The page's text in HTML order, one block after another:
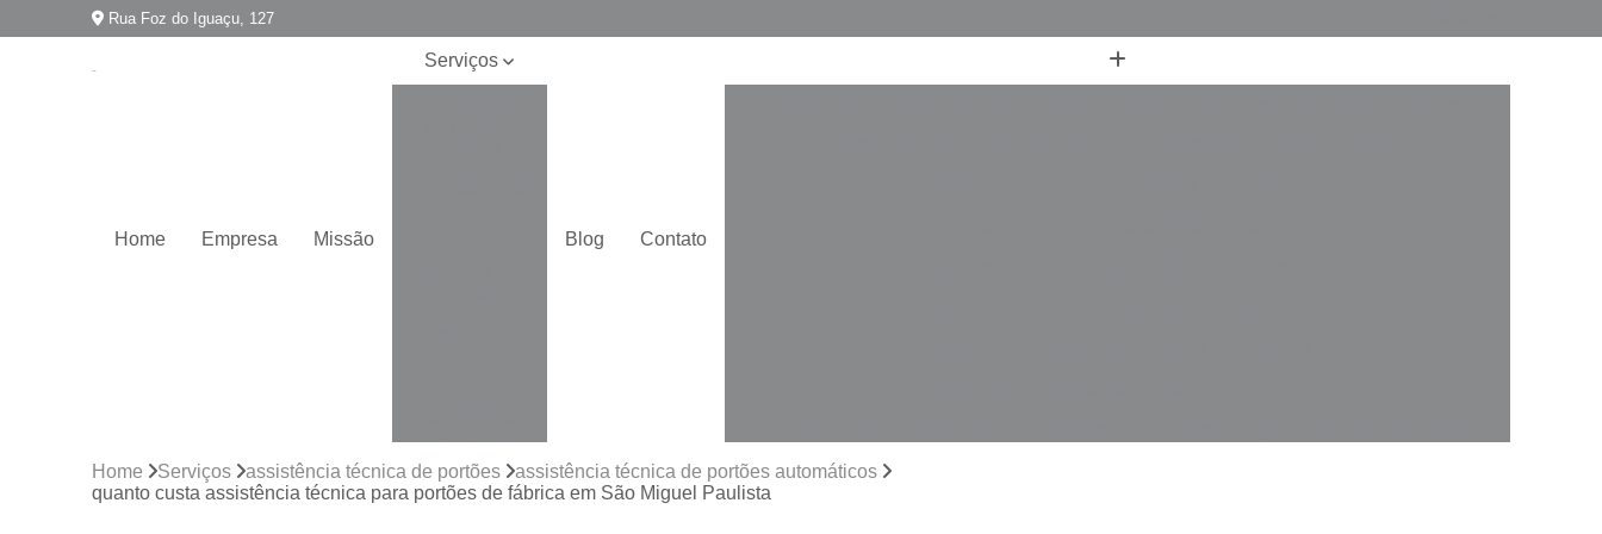
Rua Foz do Iguaçu, 127
Home Empresa Missão
Serviços
de portões
Empresa para
instalação de
Blog Contato
Automatização de Portão de Correr
Home Serviços assistência técnica de portões
assistência técnica de portões automáticos
quanto custa assistência técnica para portões de fábrica em São Miguel Paulista